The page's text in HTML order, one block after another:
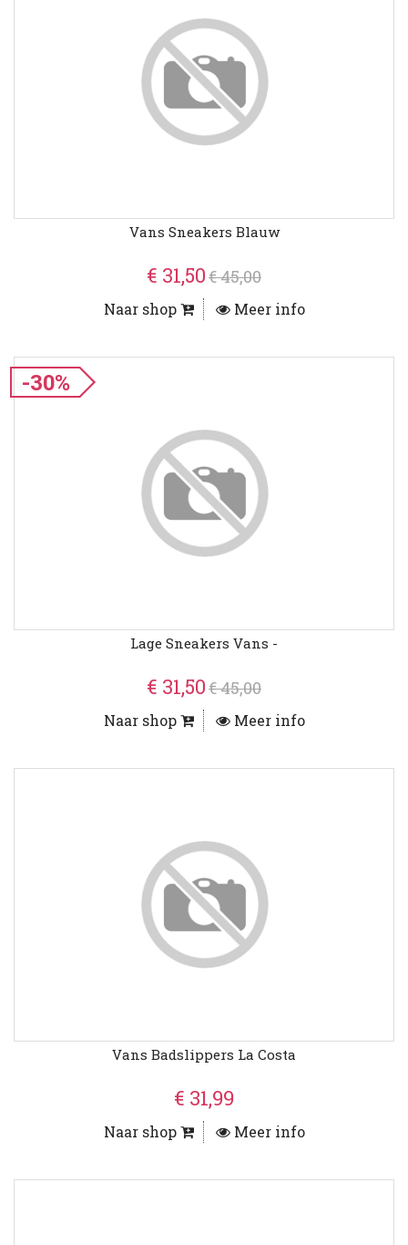
Vans Sneakers Blauw
€ 31,50€ 45,00
Naar shop Meer info
-30%
Lage Sneakers Vans -
€ 31,50€ 45,00
Naar shop Meer info
Vans Badslippers La Costa
€ 31,99
Naar shop Meer info